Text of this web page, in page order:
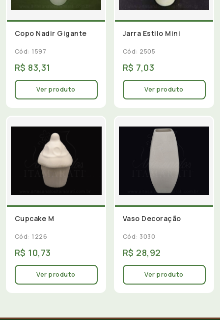
Copo Nadir Gigante
Cód: 1597
R$ 83,31
Ver produto
Jarra Estilo Mini
Cód: 2505
R$ 7,03
Ver produto
Cupcake M
Cód: 1226
R$ 10,73
Ver produto
Vaso Decoração
Cód: 3030
R$ 28,92
Ver produto